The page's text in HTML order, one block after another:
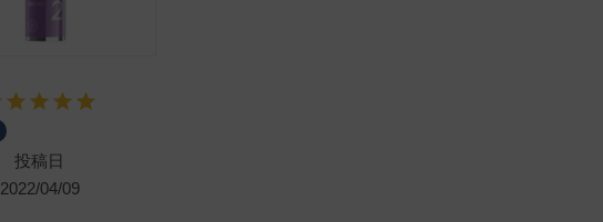
投稿日
2022/04/09